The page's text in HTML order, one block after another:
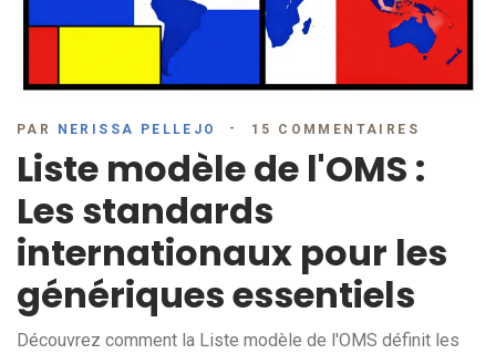
PAR NERISSA PELLEJO 15 COMMENTAIRES
Liste modèle de l'OMS :
Les standards
internationaux pour les
génériques essentiels
Découvrez comment la Liste modèle de l'OMS définit les